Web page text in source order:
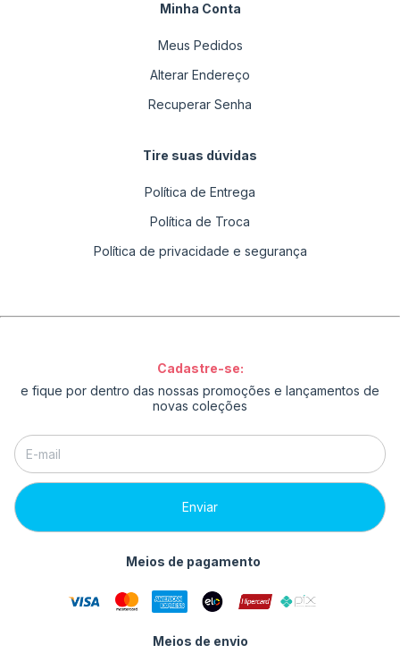
Minha Conta
Meus Pedidos
Alterar Endereço
Recuperar Senha
Tire suas dúvidas
Política de Entrega
Política de Troca
Política de privacidade e segurança
Cadastre-se:
e fique por dentro das nossas promoções e lançamentos de
novas coleções
Meios de pagamento
Meios de envio